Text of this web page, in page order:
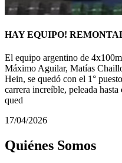
HAY EQUIPO!
El equipo argentino de
Máximo Aguilar, Matías
Hein, se quedó con el 1°
carrera increíble, peleada
qued
17/04/2026
Quiénes Somos